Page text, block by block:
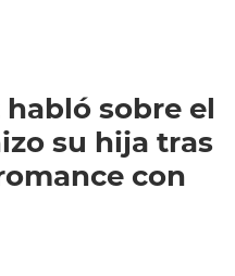
sobre el
su hija tras
con